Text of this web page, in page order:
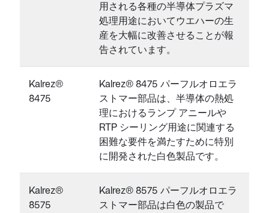
用される各種の半導体プラズマ
処理用途においてウエハーの生
産を大幅に改善させることが報
告されています。
Kalrez®
8475
Kalrez® 8475 パーフルオロエラ
ストマー部品は、半導体の熱処
理におけるランプ アニールや
RTP シーリング用途に関連する
困難な要件を満たすために特別
に開発された白色製品です。
Kalrez®
8575
Kalrez® 8575 パーフルオロエラ
ストマー部品は白色の製品で